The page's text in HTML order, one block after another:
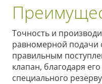
Точность и
равномерной подачи
правильным
клапан, благодаря
специального